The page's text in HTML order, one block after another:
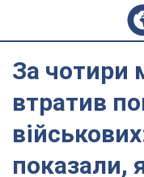
За чотири
втратив
показали,